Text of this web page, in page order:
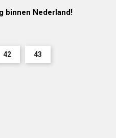
binnen Nederland!
42 43